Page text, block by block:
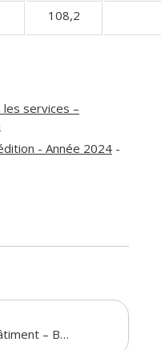
108,2
services –
- Année 2024 -
Indice national du Bâtiment – BT 01 (tous corps d’état) - Année 2024